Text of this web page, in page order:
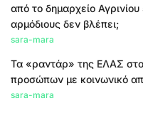
από το δημαρχείο
αρμόδιους δεν βλέπει;
sara-mara
Τα «ραντάρ» της ΕΛΑΣ στο
προσώπων με κοινωνικό
sara-mara